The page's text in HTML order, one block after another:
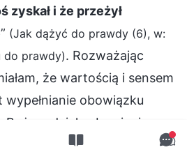
zyskał i że przeżył
” (Jak dążyć do prawdy (6), w:
do prawdy). Rozważając
że wartością i sensem
wypełnianie obowiązku
dziele zbawienia
o dziele i